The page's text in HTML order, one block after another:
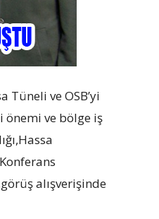
Tüneli ve OSB’yi
önemi ve bölge iş
alışverişinde